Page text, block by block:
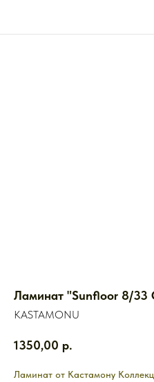
Ламинат "Sunfloor 8/33
KASTAMONU
1350,00 р.
Ламинат от Кастамону